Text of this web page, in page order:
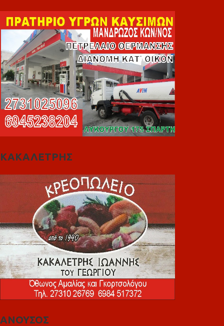
ΚΑΚΑΛΕΤΡΗΣ
ΑΝΟΥΣΟΣ